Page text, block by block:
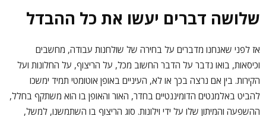
שלושה דברים יעשו את כל ההבדל
אז לפני שאנחנו מדברים על בחירה של שולחנות עבודה, מחשבים
וכיסאות, בואו נדבר על הדבר החשוב מכל, על הריצוף, על החלונות ועל
הקירות. בין אם נרצה בכך או לא, העיניים באופן אוטומטי תמיד ימשכו
להביט באלמנטים הדומיננטיים בחדר, האור והאופן בו הוא משתקף בחלל,
ההשפעה והמיתון שלו על ידי וילונות. סוג הריצוף בו השתמשנו, למשל,